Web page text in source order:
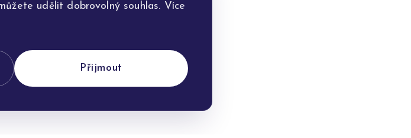
udělit dobrovolný souhlas. Více
Přijmout